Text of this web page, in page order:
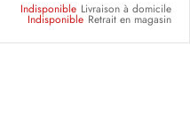
Indisponible Livraison à domicile
Indisponible Retrait en magasin